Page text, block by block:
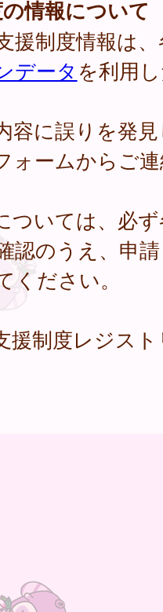
情報について
援制度情報は
データ を利用
容に誤りを発
ォームからご
ついては、必
認のうえ、申
ください。
援制度レジス